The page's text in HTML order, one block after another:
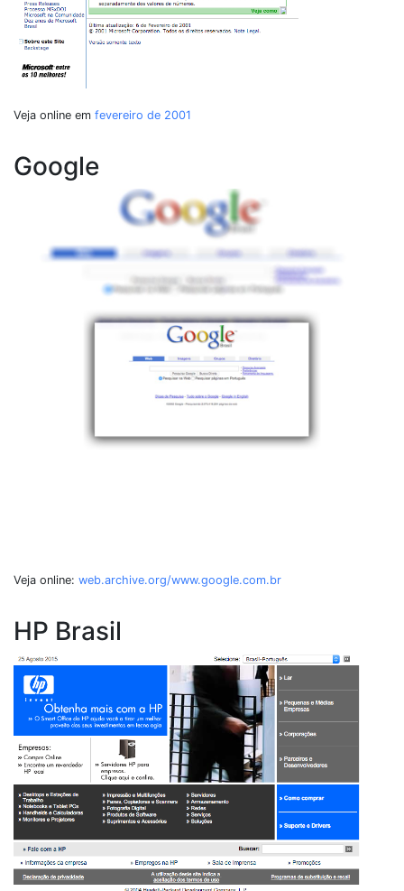
Veja online em fevereiro de 2001
Google
Veja online: web.archive.org/www.google.com.br
HP Brasil